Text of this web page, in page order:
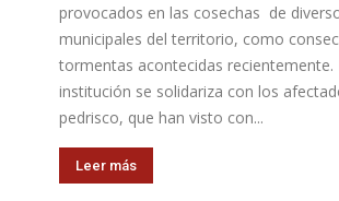
provocados en las cosechas de
municipales del territorio, como
tormentas acontecidas recientemente.
institución se solidariza con los
pedrisco, que han visto con...
Leer más